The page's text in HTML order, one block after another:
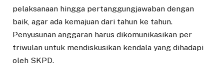
pelaksanaan hingga pertanggungjawaban dengan
baik, agar ada kemajuan dari tahun ke tahun.
Penyusunan anggaran harus dikomunikasikan per
triwulan untuk mendiskusikan kendala yang dihadapi
oleh SKPD.